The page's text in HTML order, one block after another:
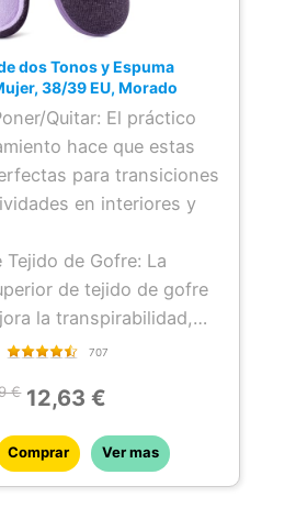
dos Tonos y Espuma
38/39 EU, Morado
Quitar: El práctico
hace que estas
para transiciones
en interiores y
de Gofre: La
de tejido de gofre
la transpirabilidad,
única mientras
con Memoria:
mullida de la
con memoria
707
€ 12,63 €
Comprar Ver mas